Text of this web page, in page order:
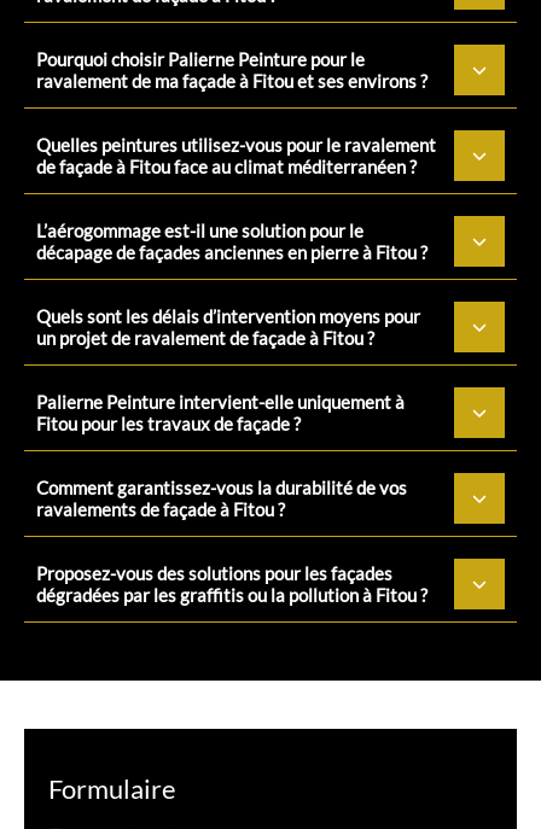
Pourquoi choisir Palierne Peinture pour le
ravalement de ma façade à Fitou et ses environs ?
Quelles peintures utilisez-vous pour le ravalement
de façade à Fitou face au climat méditerranéen ?
L’aérogommage est-il une solution pour le
décapage de façades anciennes en pierre à Fitou ?
Quels sont les délais d’intervention moyens pour
un projet de ravalement de façade à Fitou ?
Palierne Peinture intervient-elle uniquement à
Fitou pour les travaux de façade ?
Comment garantissez-vous la durabilité de vos
ravalements de façade à Fitou ?
Proposez-vous des solutions pour les façades
dégradées par les graffitis ou la pollution à Fitou ?
Formulaire